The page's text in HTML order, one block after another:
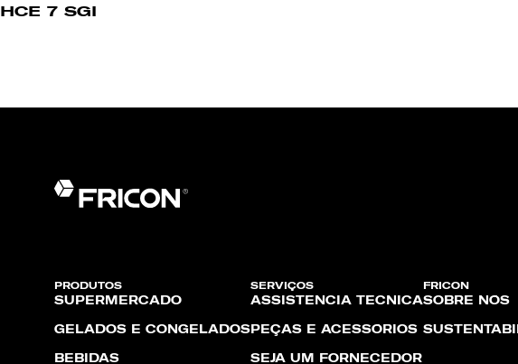
HCE 7 SGI
PRODUTOS
SUPERMERCADO
GELADOS E CONGELADOS
BEBIDAS
SERVIÇOS
ASSISTÊNCIA TÉCNICA
PEÇAS E ACESSÓRIOS
SEJA UM FORNECEDOR
FRICON
SOBRE NÓS